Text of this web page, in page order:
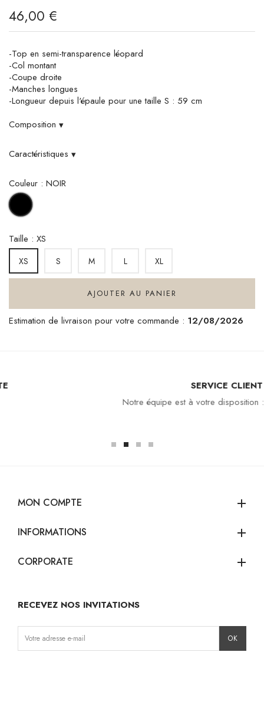
46,00 €
-Top en semi-transparence léopard
-Col montant
-Coupe droite
-Manches longues
-Longueur depuis l'épaule pour une taille S : 59 cm
Composition ▾
Caractéristiques ▾
Couleur : NOIR
NOIR
Taille : XS
XS S M L XL
AJOUTER AU PANIER
Estimation de livraison pour votre commande : 12/08/2026
Notre équipe est à votre disposition : 04 94 94 97 80
MON COMPTE add
INFORMATIONS add
CORPORATE add
RECEVEZ NOS INVITATIONS